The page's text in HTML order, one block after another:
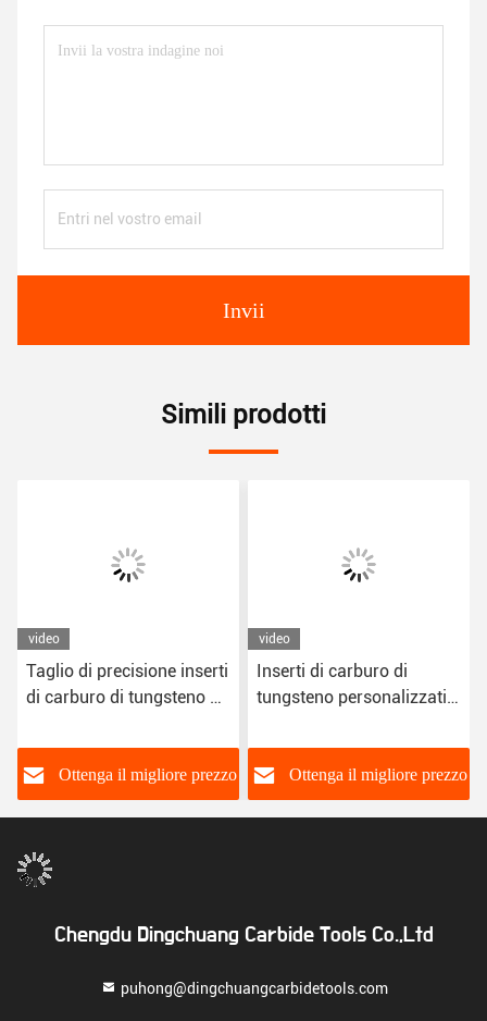
Invii
Simili prodotti
video
Taglio di precisione inserti
di carburo di tungsteno di
Ottenga il migliore prezzo
video
Inserti di carburo di
tungsteno personalizzati
del legno
Ottenga il migliore prezzo
Chengdu Dingchuang Carbide Tools Co.,Ltd
puhong@dingchuangcarbidetools.com